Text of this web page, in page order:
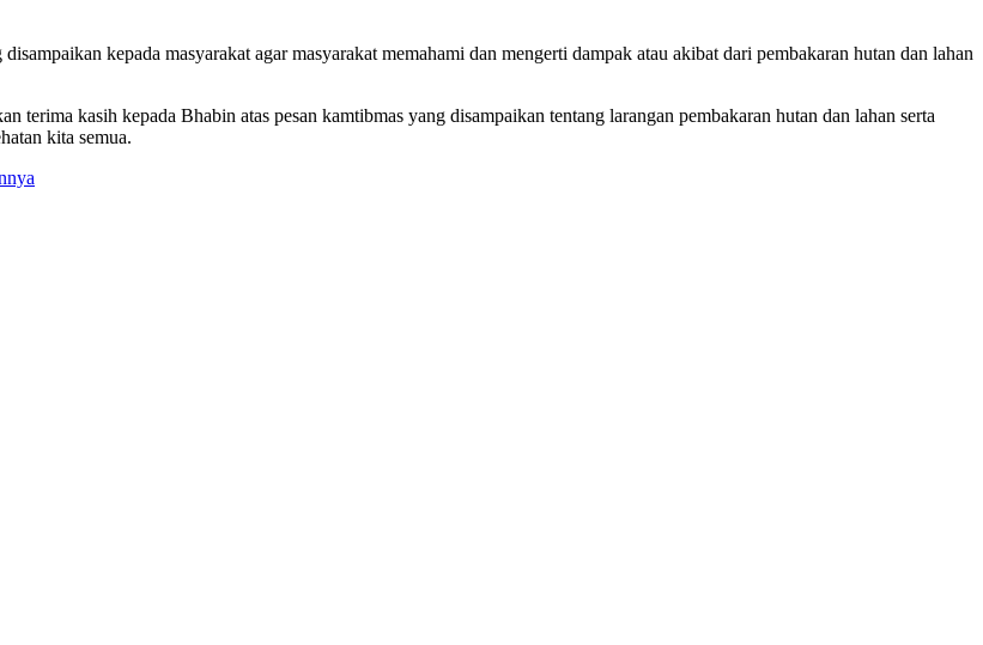
kepada masyarakat agar masyarakat memahami dan mengerti dampak atau akibat dari pembakaran hutan dan lahan
kasih kepada Bhabin atas pesan kamtibmas yang disampaikan tentang larangan pembakaran hutan dan lahan serta
kita semua.